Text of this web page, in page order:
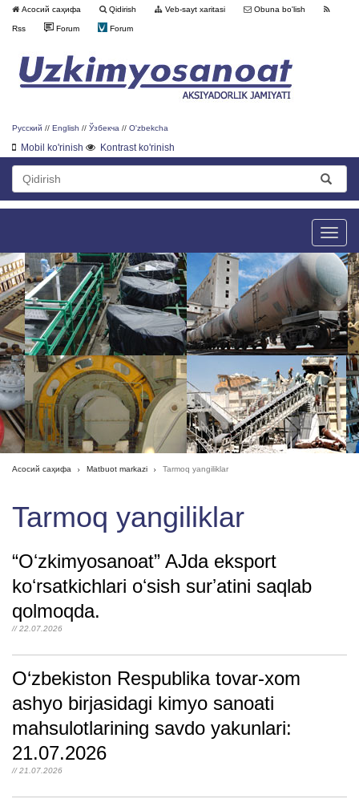
Асосий саҳифа Qidirish Veb-sayt xaritasi Obuna bo'lish
Rss Forum Forum
Русский // English // Ўзбекча // O'zbekcha
Mobil ko'rinish Kontrast ko'rinish
Toggle
Асосий саҳифа Matbuot markazi Tarmoq yangiliklar
Tarmoq yangiliklar
“Oʻzkimyosanoat” AJda eksport
koʻrsatkichlari oʻsish surʼatini saqlab
qolmoqda.
// 22.07.2026
O‘zbekiston Respublika tovar-xom
ashyo birjasidagi kimyo sanoati
mahsulotlarining savdo yakunlari:
21.07.2026
// 21.07.2026